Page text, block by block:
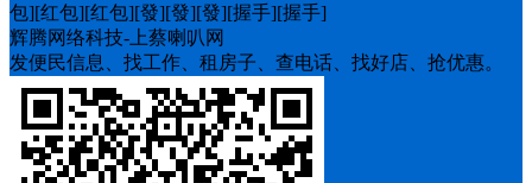
包][红包][红包][發][發][發][握手][握手]
辉腾网络科技-上蔡喇叭网
发便民信息、找工作、租房子、查电话、找好店、抢优惠。